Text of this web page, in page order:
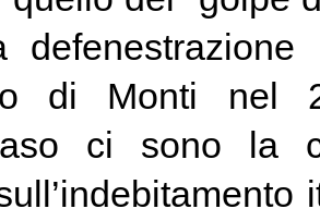
di Monti nel
ci sono la